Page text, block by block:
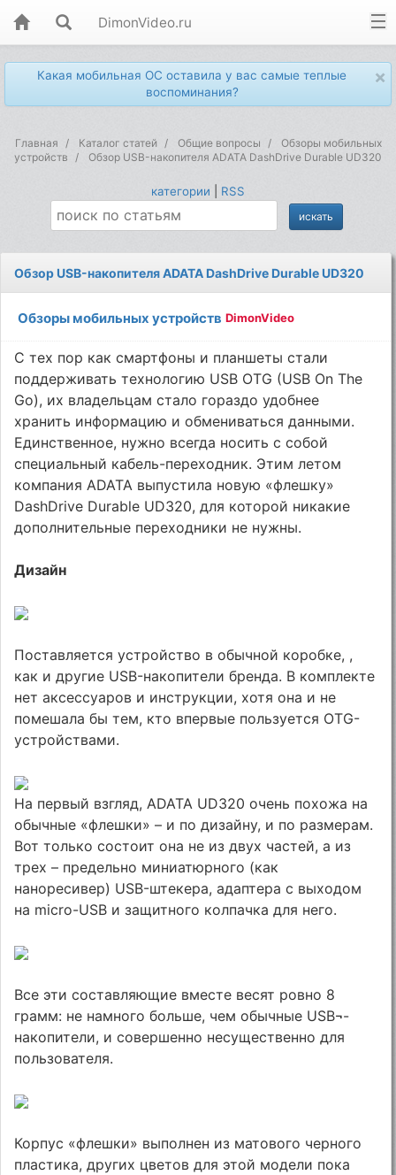
DimonVideo.ru
×
Какая мобильная ОС оставила у вас самые теплые
воспоминания?
Главная Каталог статей Общие вопросы
Обзоры мобильных
устройств
Обзор USB-накопителя ADATA DashDrive Durable UD320
категории RSS
Обзор USB-накопителя ADATA DashDrive Durable UD320
Обзоры мобильных устройств DimonVideo
С тех пор как смартфоны и планшеты стали
поддерживать технологию USB OTG (USB On The
Go), их владельцам стало гораздо удобнее
хранить информацию и обмениваться данными.
Единственное, нужно всегда носить с собой
специальный кабель-переходник. Этим летом
компания ADATA выпустила новую «флешку»
DashDrive Durable UD320, для которой никакие
дополнительные переходники не нужны.
Дизайн
Поставляется устройство в обычной коробке, ,
как и другие USB-накопители бренда. В комплекте
нет аксессуаров и инструкции, хотя она и не
помешала бы тем, кто впервые пользуется OTG-
устройствами.
На первый взгляд, ADATA UD320 очень похожа на
обычные «флешки» – и по дизайну, и по размерам.
Вот только состоит она не из двух частей, а из
трех – предельно миниатюрного (как
наноресивер) USB-штекера, адаптера с выходом
на micro-USB и защитного колпачка для него.
Все эти составляющие вместе весят ровно 8
грамм: не намного больше, чем обычные USB¬-
накопители, и совершенно несущественно для
пользователя.
Корпус «флешки» выполнен из матового черного
пластика, других цветов для этой модели пока